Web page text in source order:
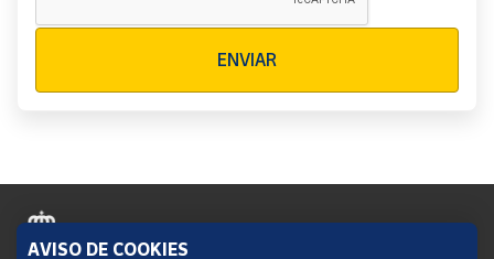
ENVIAR
AVISO DE COOKIES